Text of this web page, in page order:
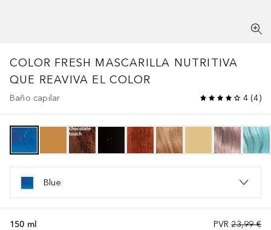
COLOR FRESH MASCARILLA NUTRITIVA
QUE REAVIVA EL COLOR
Baño capilar 4 (4)
Blue
PVR 23,99 €
150 ml